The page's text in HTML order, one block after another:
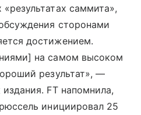
саммита»,
сторонами
достижением.
на самом высоком
результат», —
FT напомнила,
инициировал 25